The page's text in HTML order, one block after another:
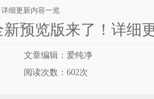
新预览版来了！详细
文章编辑：爱纯净
阅读次数： 602次